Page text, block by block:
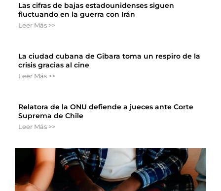
Las cifras de bajas estadounidenses siguen
fluctuando en la guerra con Irán
Leer Más >>
La ciudad cubana de Gibara toma un respiro de la
crisis gracias al cine
Leer Más >>
Relatora de la ONU defiende a jueces ante Corte
Suprema de Chile
Leer Más >>